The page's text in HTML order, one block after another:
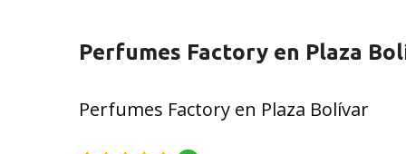
Perfumes Factory en Plaza
Perfumes Factory en Plaza Bolívar